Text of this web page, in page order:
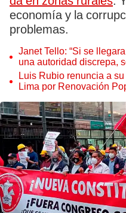
economía y la
problemas.
Janet Tello: “Si se
una autoridad discrepa,
judicial”
Luis Rubio renuncia a
Lima por Renovación